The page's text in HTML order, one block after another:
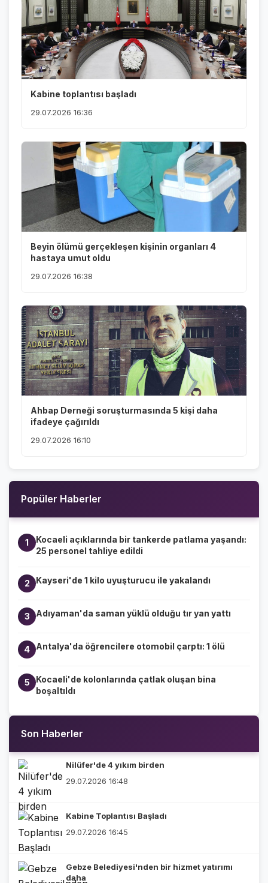
Kabine toplantısı başladı
29.07.2026 16:36
Beyin ölümü gerçekleşen kişinin organları 4
hastaya umut oldu
29.07.2026 16:38
Ahbap Derneği soruşturmasında 5 kişi daha
ifadeye çağırıldı
29.07.2026 16:10
Popüler Haberler
1
Kocaeli açıklarında bir tankerde patlama yaşandı:
25 personel tahliye edildi
2 Kayseri'de 1 kilo uyuşturucu ile yakalandı
3 Adıyaman'da saman yüklü olduğu tır yan yattı
4 Antalya'da öğrencilere otomobil çarptı: 1 ölü
5
Kocaeli'de kolonlarında çatlak oluşan bina
boşaltıldı
Son Haberler
Nilüfer'de 4 yıkım birden
29.07.2026 16:48
Kabine Toplantısı Başladı
29.07.2026 16:45
Gebze Belediyesi'nden bir hizmet yatırımı
daha